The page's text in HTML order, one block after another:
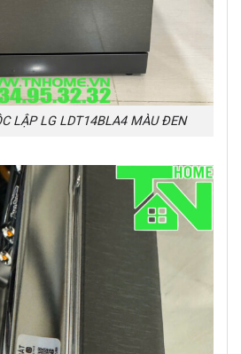
LẬP LG LDT14BLA4 MÀU ĐEN